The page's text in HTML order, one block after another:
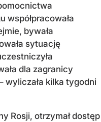
współpracowała
bywała
sytuację
dla zagranicy
wyliczała kilka tygodni
Rosji, otrzymał dostęp